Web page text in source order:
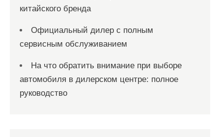
китайского бренда
Официальный дилер с полным
сервисным обслуживанием
На что обратить внимание при выборе
автомобиля в дилерском центре: полное
руководство